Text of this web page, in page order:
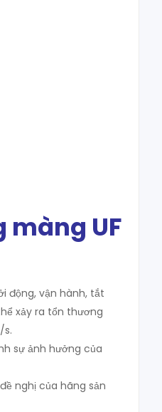
màng UF
động, vận hành, tắt
xảy ra tổn thương
s.
sự ảnh hưởng của
nghị của hãng sản